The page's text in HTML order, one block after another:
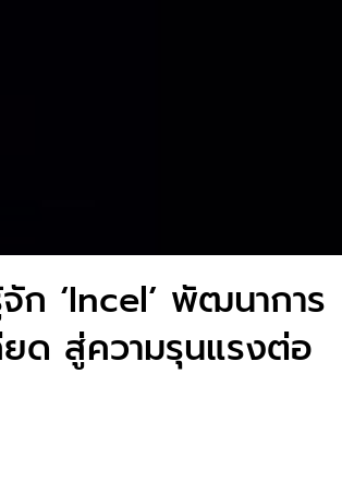
ก ‘Incel’ พัฒนาการ
ยด สู่ความรุนแรงต่อ